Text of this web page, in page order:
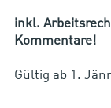
inkl.
Kommentare!
Gültig ab 1.